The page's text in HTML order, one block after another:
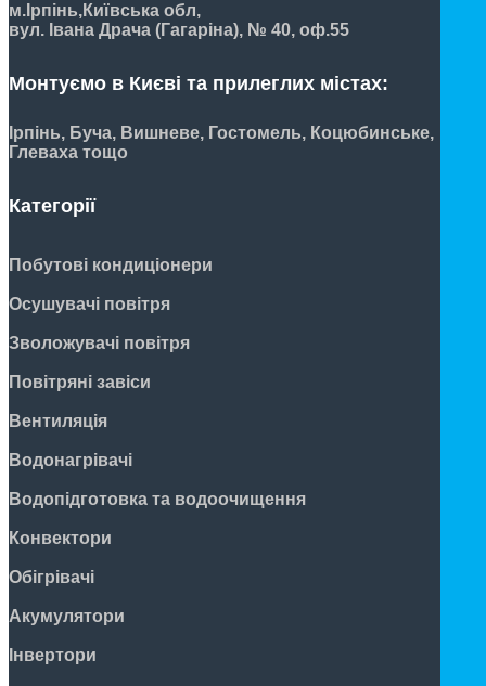
м.Ірпінь,Київська обл,
вул. Івана Драча (Гагаріна), № 40, оф.55
Монтуємо в Києві та прилеглих містах:
Ірпінь, Буча, Вишневе, Гостомель, Коцюбинське,
Глеваха тощо
Категорії
Побутові кондиціонери
Осушувачі повітря
Зволожувачі повітря
Повітряні завіси
Вентиляція
Водонагрівачі
Водопідготовка та водоочищення
Конвектори
Обігрівачі
Акумулятори
Інвертори